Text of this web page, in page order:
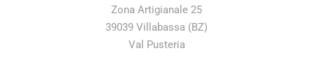
Zona Artigianale 25
39039 Villabassa (BZ)
Val Pusteria